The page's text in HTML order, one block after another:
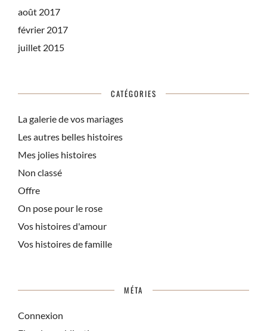
août 2017
février 2017
juillet 2015
CATÉGORIES
La galerie de vos mariages
Les autres belles histoires
Mes jolies histoires
Non classé
Offre
On pose pour le rose
Vos histoires d'amour
Vos histoires de famille
MÉTA
Connexion